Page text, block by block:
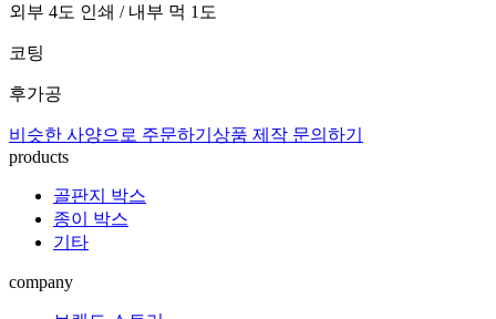
외부 4도 인쇄 / 내부 먹 1도
코팅
후가공
비슷한 사양으로 주문하기 상품 제작 문의하기
products
골판지 박스
종이 박스
기타
company